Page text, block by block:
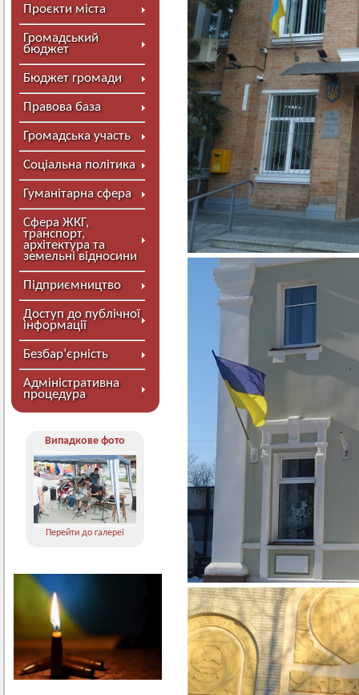
Проєкти міста
Громадський
бюджет
Бюджет громади
Правова база
Громадська участь
Соціальна політика
Гуманітарна сфера
Сфера ЖКГ,
транспорт,
архітектура та
земельні відносини
Підприємництво
Доступ до публічної
інформації
Безбар’єрність
Адміністративна
процедура
Випадкове фото
Перейти до галереї